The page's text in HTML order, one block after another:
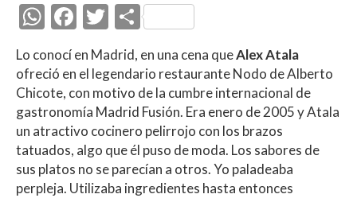
W
at
s
A
p
p
F
ac
e
b
o
o
k
T
w
itt
er
C
m
p
ar
ti
r
Lo conocí en Madrid, en una cena queAlex Atala
ofreció en el legendario restaurante Nodo de Alberto
Chicote, con motivo de la cumbre internacional de
gastronomía Madrid Fusión. Era enero de 2005 y Atala
un atractivo cocinero pelirrojo con los brazos
tatuados, algo que él puso de moda. Los sabores de
sus platos no se parecían a otros. Yo paladeaba
perpleja. Utilizaba ingredientes hasta entonces